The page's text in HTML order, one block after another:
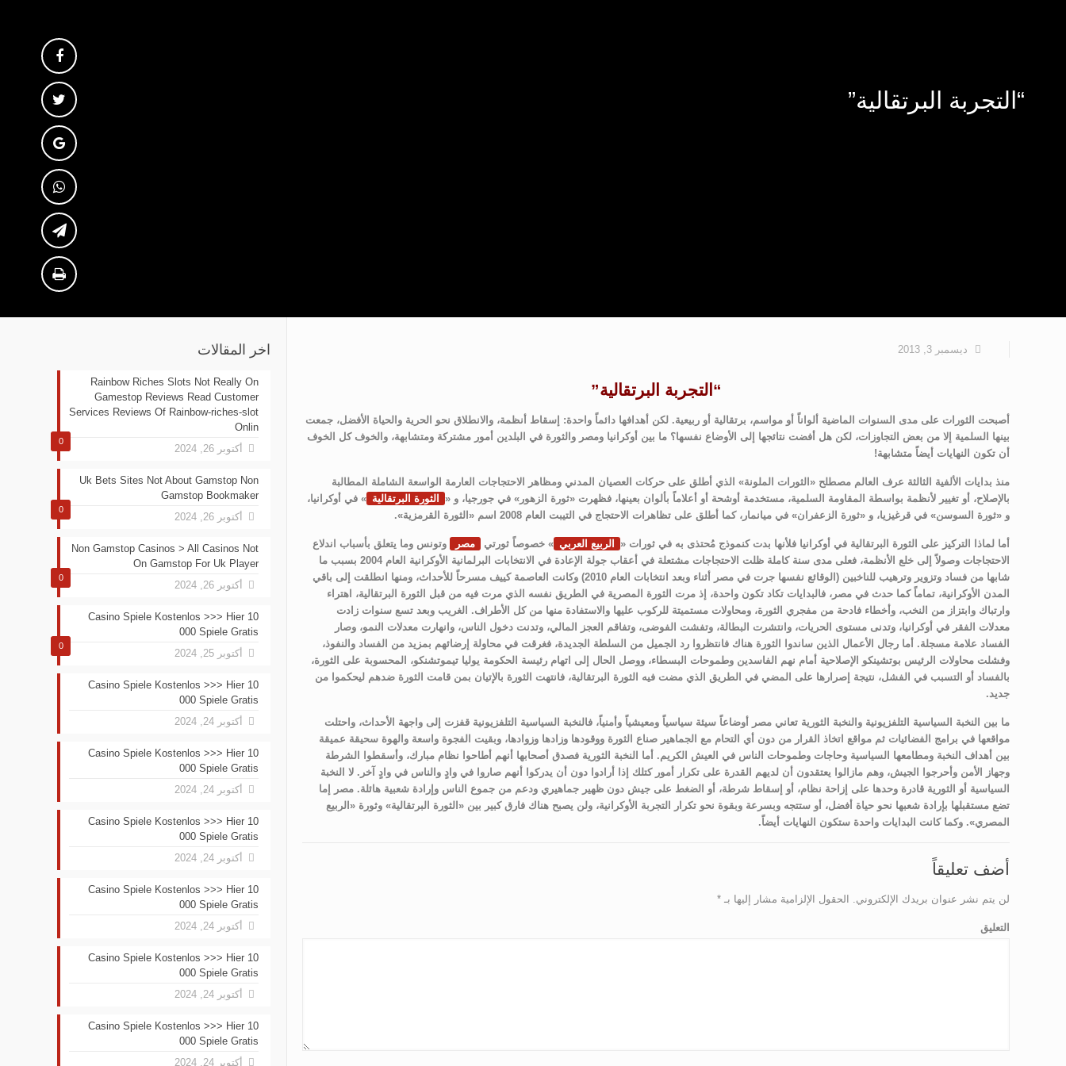
“التجربة البرتقالية”
ديسمبر 3, 2013
“التجربة البرتقالية”
أصبحت الثورات على مدى السنوات الماضية ألواناً أو مواسم، برتقالية أو ربيعية. لكن أهدافها دائماً واحدة: إسقاط أنظمة، والانطلاق نحو الحرية والحياة الأفضل، جمعت
بينها السلمية إلا من بعض التجاوزات، لكن هل أفضت نتائجها إلى الأوضاع نفسها؟ ما بين أوكرانيا ومصر والثورة في البلدين أمور مشتركة ومتشابهة، والخوف كل الخوف
أن تكون النهايات أيضاً متشابهة!
منذ بدايات الألفية الثالثة عرف العالم مصطلح «الثورات الملونة» الذي أطلق على حركات العصيان المدني ومظاهر الاحتجاجات العارمة الواسعة الشاملة المطالبة
بالإصلاح، أو تغيير لأنظمة بواسطة المقاومة السلمية، مستخدمة أوشحة أو أعلاماً بألوان بعينها، فظهرت «ثورة الزهور» في جورجيا، و «
الثورة البرتقالية » في أوكرانيا،
و «ثورة السوسن» في قرغيزيا، و «ثورة الزعفران» في ميانمار، كما أطلق على تظاهرات الاحتجاج في التيبت العام 2008 اسم «الثورة القرمزية».
أما لماذا التركيز على الثورة البرتقالية في أوكرانيا فلأنها بدت كنموذج مُحتذى به في ثورات « الربيع العربي » خصوصاً ثورتي مصر
وتونس وما يتعلق بأسباب اندلاع
الاحتجاجات وصولاً إلى خلع الأنظمة، فعلى مدى سنة كاملة ظلت الاحتجاجات مشتعلة في أعقاب جولة الإعادة في الانتخابات البرلمانية الأوكرانية العام 2004 بسبب ما
شابها من فساد وتزوير وترهيب للناخبين (الوقائع نفسها جرت في مصر أثناء وبعد انتخابات العام 2010) وكانت العاصمة كييف مسرحاً للأحداث، ومنها انطلقت إلى باقي
المدن الأوكرانية، تماماً كما حدث في مصر، فالبدايات تكاد تكون واحدة، إذ مرت الثورة المصرية في الطريق نفسه الذي مرت فيه من قبل الثورة البرتقالية، اهتراء
وارتباك وابتزاز من النخب، وأخطاء فادحة من مفجري الثورة، ومحاولات مستميتة للركوب عليها والاستفادة منها من كل الأطراف. الغريب وبعد تسع سنوات زادت
معدلات الفقر في أوكرانيا، وتدنى مستوى الحريات، وانتشرت البطالة، وتفشت الفوضى، وتفاقم العجز المالي، وتدنت دخول الناس، وانهارت معدلات النمو، وصار
الفساد علامة مسجلة. أما رجال الأعمال الذين ساندوا الثورة هناك فانتظروا رد الجميل من السلطة الجديدة، فغرقت في محاولة إرضائهم بمزيد من الفساد والنفوذ،
وفشلت محاولات الرئيس بوتشينكو الإصلاحية أمام نهم الفاسدين وطموحات البسطاء، ووصل الحال إلى اتهام رئيسة الحكومة يوليا تيموتشنكو، المحسوبة على الثورة،
بالفساد أو التسبب في الفشل، نتيجة إصرارها على المضي في الطريق الذي مضت فيه الثورة البرتقالية، فانتهت الثورة بالإتيان بمن قامت الثورة ضدهم ليحكموا من
جديد.
ما بين النخبة السياسية التلفزيونية والنخبة الثورية تعاني مصر أوضاعاً سيئة سياسياً ومعيشياً وأمنياً، فالنخبة السياسية التلفزيونية قفزت إلى واجهة الأحداث، واحتلت
مواقعها في برامج الفضائيات ثم مواقع اتخاذ القرار من دون أي التحام مع الجماهير صناع الثورة ووقودها وزادها وزوادها، وبقيت الفجوة واسعة والهوة سحيقة عميقة
بين أهداف النخبة ومطامعها السياسية وحاجات وطموحات الناس في العيش الكريم. أما النخبة الثورية فصدق أصحابها أنهم أطاحوا نظام مبارك، وأسقطوا الشرطة
وجهاز الأمن وأحرجوا الجيش، وهم مازالوا يعتقدون أن لديهم القدرة على تكرار أمور كتلك إذا أرادوا دون أن يدركوا أنهم صاروا في وادٍ والناس في وادٍ آخر. لا النخبة
السياسية أو الثورية قادرة وحدها على إزاحة نظام، أو إسقاط شرطة، أو الضغط على جيش دون ظهير جماهيري ودعم من جموع الناس وإرادة شعبية هائلة. مصر إما
تضع مستقبلها بإرادة شعبها نحو حياة أفضل، أو ستتجه وبسرعة وبقوة نحو تكرار التجربة الأوكرانية، ولن يصبح هناك فارق كبير بين «الثورة البرتقالية» وثورة «الربيع
المصري». وكما كانت البدايات واحدة ستكون النهايات أيضاً.
أضف تعليقاً
لن يتم نشر عنوان بريدك الإلكتروني. الحقول الإلزامية مشار إليها بـ*
التعليق
اخر المقالات
0
Rainbow Riches Slots Not Really On
Gamestop Reviews Read Customer
Services Reviews Of Rainbow-riches-slot
Onlin
أكتوبر 26, 2024
0
Uk Bets Sites Not About Gamstop Non
Gamstop Bookmaker
أكتوبر 26, 2024
0
Non Gamstop Casinos > All Casinos Not
On Gamstop For Uk Player
أكتوبر 26, 2024
0
Casino Spiele Kostenlos >>> Hier 10
000 Spiele Gratis
أكتوبر 25, 2024
Casino Spiele Kostenlos >>> Hier 10
000 Spiele Gratis
أكتوبر 24, 2024
Casino Spiele Kostenlos >>> Hier 10
000 Spiele Gratis
أكتوبر 24, 2024
Casino Spiele Kostenlos >>> Hier 10
000 Spiele Gratis
أكتوبر 24, 2024
Casino Spiele Kostenlos >>> Hier 10
000 Spiele Gratis
أكتوبر 24, 2024
Casino Spiele Kostenlos >>> Hier 10
000 Spiele Gratis
أكتوبر 24, 2024
Casino Spiele Kostenlos >>> Hier 10
000 Spiele Gratis
أكتوبر 24, 2024